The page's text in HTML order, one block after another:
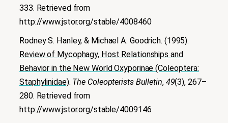
333. Retrieved from
http://www.jstor.org/stable/4008460
Rodney S. Hanley, & Michael A. Goodrich. (1995).
Review of Mycophagy, Host Relationships and
Behavior in the New World Oxyporinae (Coleoptera:
Staphylinidae). The Coleopterists Bulletin, 49(3), 267–
280. Retrieved from
http://www.jstor.org/stable/4009146